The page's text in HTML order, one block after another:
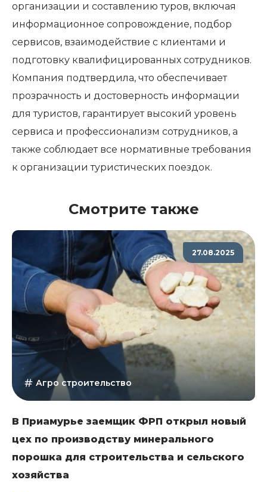
организации и составлению туров, включая
информационное сопровождение, подбор
сервисов, взаимодействие с клиентами и
подготовку квалифицированных сотрудников.
Компания подтвердила, что обеспечивает
прозрачность и достоверность информации
для туристов, гарантирует высокий уровень
сервиса и профессионализм сотрудников, а
также соблюдает все нормативные требования
к организации туристических поездок.
Смотрите также
27.08.2025
Агро строительство
В Приамурье заемщик ФРП открыл новый
цех по производству минерального
порошка для строительства и сельского
хозяйства